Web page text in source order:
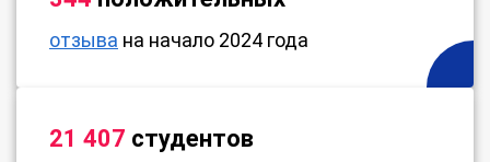
отзыва на начало 2024 года
21 407 студентов